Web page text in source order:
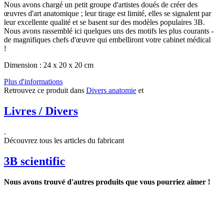
Nous avons chargé un petit groupe d'artistes doués de créer des
œuvres d'art anatomique ; leur tirage est limité, elles se signalent par
leur excellente qualité et se basent sur des modèles populaires 3B.
Nous avons rassemblé ici quelques uns des motifs les plus courants -
de magnifiques chefs d'œuvre qui embelliront votre cabinet médical
!
Dimension : 24 x 20 x 20 cm
Plus d'informations
Retrouvez ce produit dans Divers anatomie et
Livres / Divers
.
Découvrez tous les articles du fabricant
3B scientific
Nous avons trouvé d'autres produits que vous pourriez aimer !